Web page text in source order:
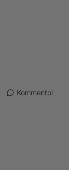
Kommentoi